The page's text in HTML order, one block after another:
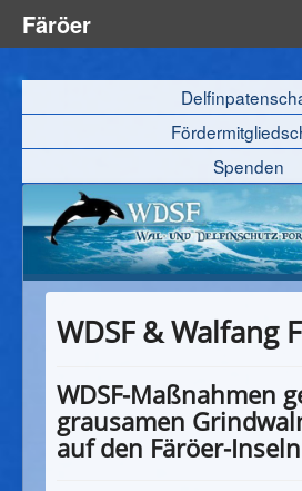
Spenden
WDSF & Walfang
WDSF-Maßnahmen
grausamen
auf den Färöer-Inseln
Färöer